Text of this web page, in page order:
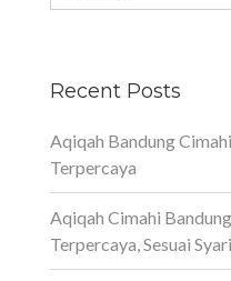
Recent Posts
Aqiqah Bandung
Terpercaya
Aqiqah Cimahi
Terpercaya, Sesuai